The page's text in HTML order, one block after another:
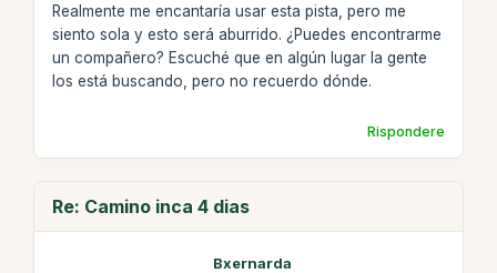
Realmente me encantaría usar esta pista, pero me
siento sola y esto será aburrido. ¿Puedes encontrarme
un compañero? Escuché que en algún lugar la gente
los está buscando, pero no recuerdo dónde.
Rispondere
Re: Camino inca 4 dias
Bxernarda